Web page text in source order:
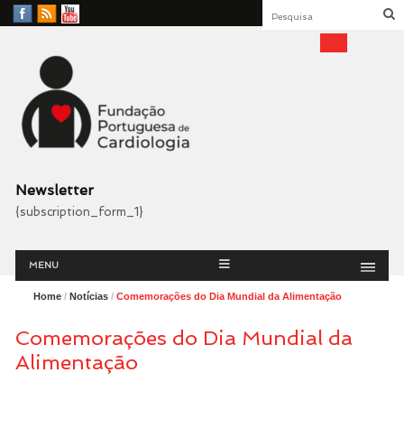
Facebook
RSS
YouTube
Fundação Portuguesa
Cardiologia
Newsletter
{subscription_form_1}
Menu
MENU
Home/ Notícias/ Comemorações do Dia Mundial da Alimentação
Comemorações do Dia Mundial da
Alimentação